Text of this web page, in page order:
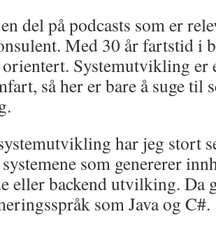
del på podcasts som er
Med 30 år fartstid i
Systemutvikling er
så her er bare å suge til
har jeg stort
som genererer
eller backend utvilking. Da
som Java og C#.